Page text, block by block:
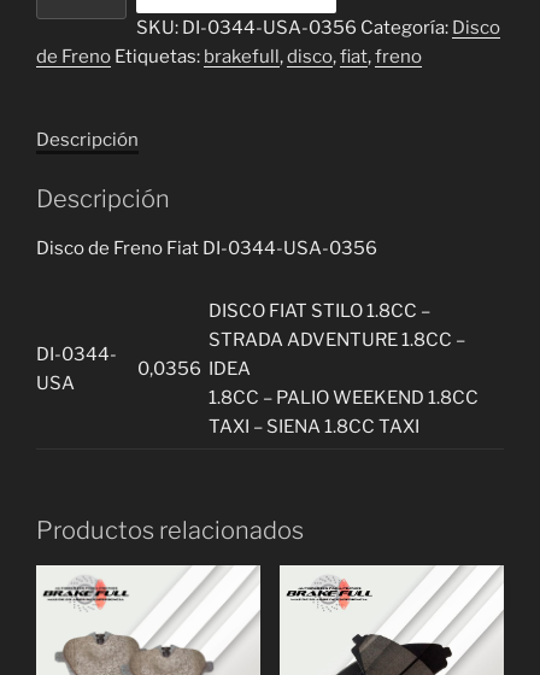
Fiat
USA-
cantidad
SKU: DI-0344-USA-0356 Categoría: Disco
de Freno Etiquetas: brakefull ,disco,fiat,freno
Descripción
Descripción
Disco de Freno Fiat DI-0344-USA-0356
DI-0344-
USA
0,0356
DISCO FIAT STILO 1.8CC –
STRADA ADVENTURE 1.8CC –
IDEA
1.8CC – PALIO WEEKEND 1.8CC
TAXI – SIENA 1.8CC TAXI
Productos relacionados